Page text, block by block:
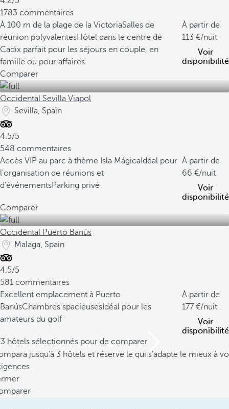
1783 commentaires
À 100 m de la plage de la VictoriaSalles de
réunion polyvalentesHôtel dans le centre de
Cadix parfait pour les séjours en couple, en
famille ou pour affaires
À partir de
113
/nuit
Voir
disponibilité
Comparer
Occidental Sevilla Viapol
Sevilla, Spain
4.5/5
548 commentaires
Accès VIP au parc à thème Isla Mágica Idéal pour
l'organisation de réunions et
d'événementsParking privé
À partir de
66
/nuit
Voir
disponibilité
Comparer
Occidental Puerto Banús
Malaga, Spain
4.5/5
581 commentaires
Excellent emplacement à Puerto
BanúsChambres spacieuses Idéal pour les
amateurs du golf
À partir de
177
/nuit
Voir
disponibilité
hôtels sélectionnés pour de comparer
jusqu’à 3 hôtels et réserve le qui s’adapte le mieux à